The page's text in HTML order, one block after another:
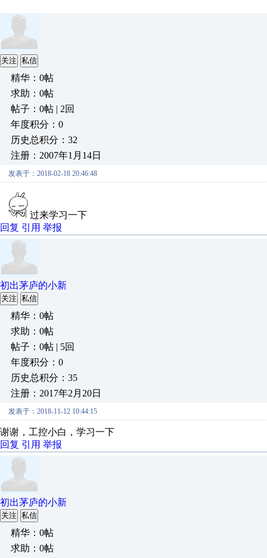
关注 私信
精华：0帖
求助：0帖
帖子：0帖 | 2回
年度积分：0
历史总积分：32
注册：2007年1月14日
发表于：2018-02-18 20:46:48
过来学习一下
回复 引用 举报
初出茅庐的小新
关注 私信
精华：0帖
求助：0帖
帖子：0帖 | 5回
年度积分：0
历史总积分：35
注册：2017年2月20日
发表于：2018-11-12 10:44:15
谢谢，工控小白，学习一下
回复 引用 举报
初出茅庐的小新
关注 私信
精华：0帖
求助：0帖